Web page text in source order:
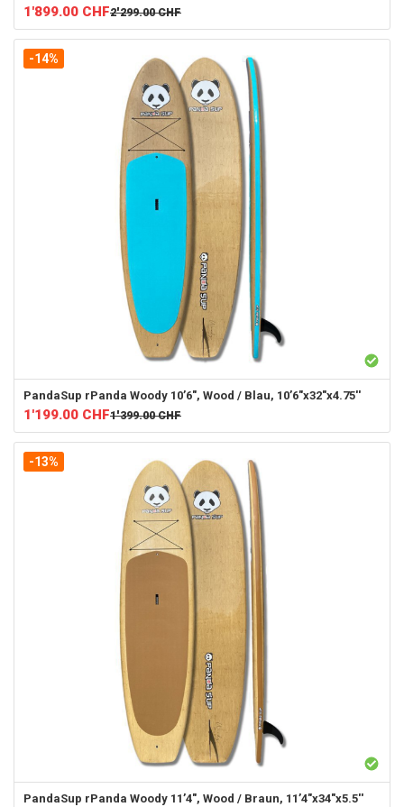
1'899.00 CHF2'299.00 CHF
-14%
PandaSup rPanda Woody 10’6", Wood / Blau, 10’6"x32"x4.75''
1'199.00 CHF1'399.00 CHF
-13%
PandaSup rPanda Woody 11’4", Wood / Braun, 11’4"x34"x5.5''